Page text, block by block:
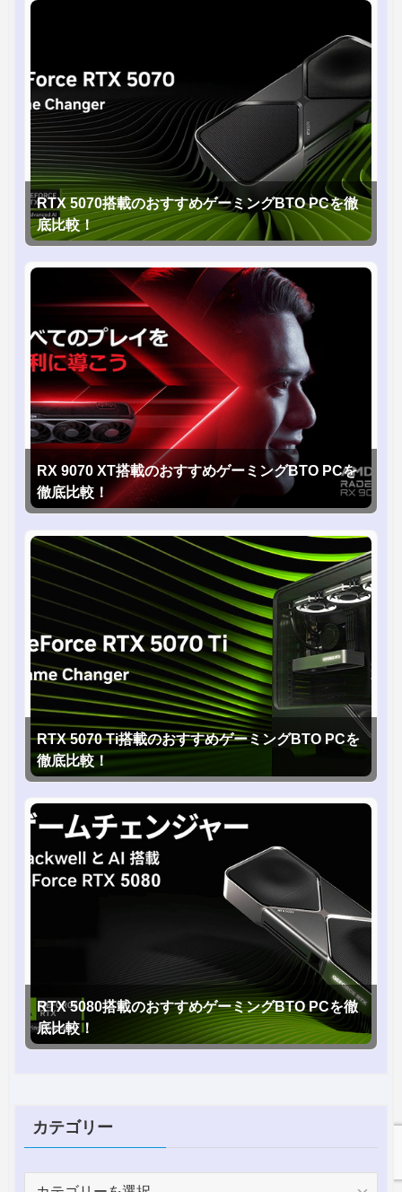
RTX 5070搭載のおすすめゲーミングBTO PCを徹
底比較！
RX 9070 XT搭載のおすすめゲーミングBTO PCを
徹底比較！
RTX 5070 Ti搭載のおすすめゲーミングBTO PCを
徹底比較！
RTX 5080搭載のおすすめゲーミングBTO PCを徹
底比較！
カテゴリー